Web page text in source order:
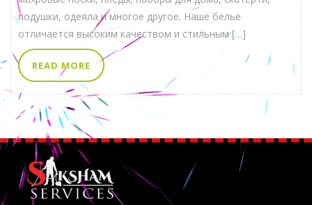
подушки, одеяла и многое другое. Наше белье
отличается высоким качеством и стильным […]
READ MORE